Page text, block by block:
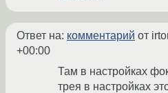
Ответ на: комментарий от
+00:00
Там в настройках
трея в настройках